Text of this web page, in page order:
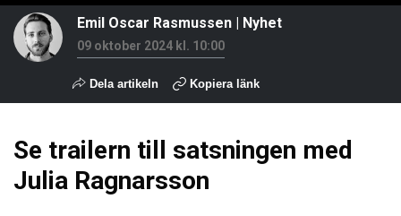
Emil Oscar Rasmussen Nyhet
09 oktober 2024 kl. 10:00
Dela artikeln Kopiera länk
Se trailern till satsningen med
Julia Ragnarsson